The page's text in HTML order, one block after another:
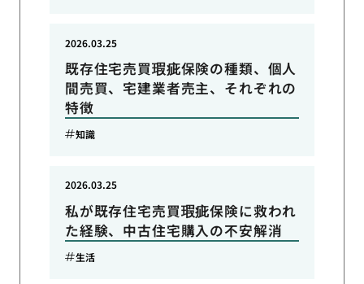
既存住宅売買瑕疵保険の種類、個人
間売買、宅建業者売主、それぞれの
特徴
2026.03.25
知識
私が既存住宅売買瑕疵保険に救われ
た経験、中古住宅購入の不安解消
2026.03.25
生活